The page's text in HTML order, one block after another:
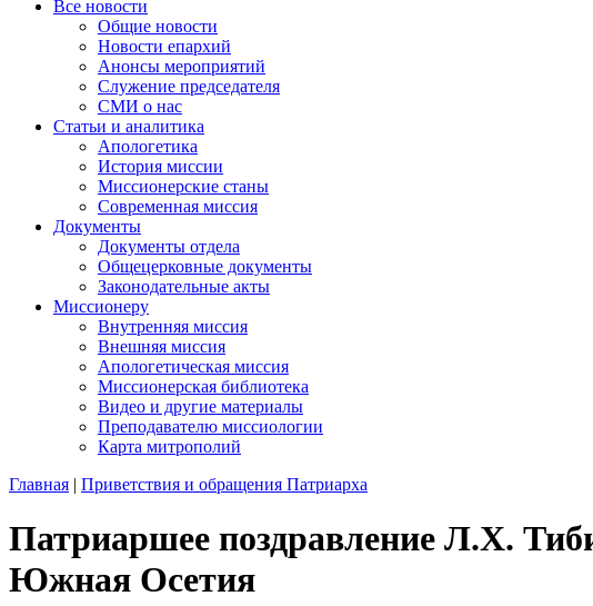
Все новости
Общие новости
Новости епархий
Анонсы мероприятий
Служение председателя
СМИ о нас
Статьи и аналитика
Апологетика
История миссии
Миссионерские станы
Современная миссия
Документы
Документы отдела
Общецерковные документы
Законодательные акты
Миссионеру
Внутренняя миссия
Внешняя миссия
Апологетическая миссия
Миссионерская библиотека
Видео и другие материалы
Преподавателю миссиологии
Карта митрополий
Главная | Приветствия и обращения Патриарха
Патриаршее поздравление Л.Х.
Южная Осетия